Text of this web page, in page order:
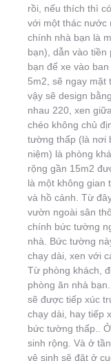
rồi, nếu thích thì
với một thác nước
chính nhà bạn là
bạn), dẫn vào tiền
bạn để xe vào
5m2, sẽ ngay mặt
vậy sẽ design
nhau 220, xen
chéo không chủ
tường thấp (là nơi
niệm) là phòng
rộng gần 15m2
là một không gian
và hồ cảnh. Từ
vườn ngoài sân
chính bức tường
nhà. Bức tường
chạy dài, xen với
Từ phòng khách,
phòng ăn nhà
sẽ được tiếp xúc
chạy dài, hay tiếp
bức tường thấp..
sinh rộng. Và ở
vệ sinh sẽ đặt ở